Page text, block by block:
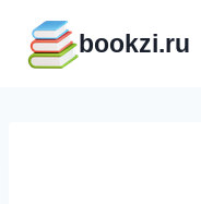
содержимому
bookzi.ru